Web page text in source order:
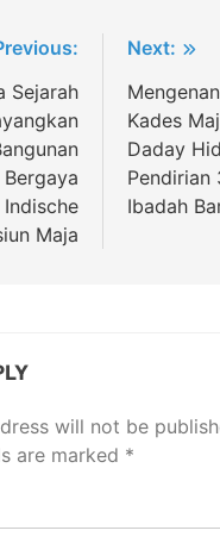
Sejarah
Bergaya
Maja
Next:
Kades
Daday
Pendirian
Ibadah
will not be
are marked *